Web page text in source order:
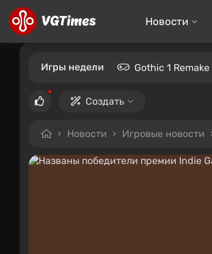
Новости
Игры недели Gothic 1 Remake
Создать
Новости Игровые новости